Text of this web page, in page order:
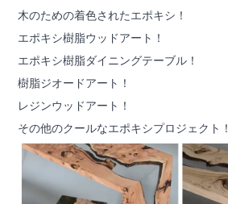
木のための着色されたエポキシ！
エポキシ樹脂ウッドアート！
エポキシ樹脂ダイニングテーブル！
樹脂ジオードアート！
レジンウッドアート！
その他のクールなエポキシプロジェクト！